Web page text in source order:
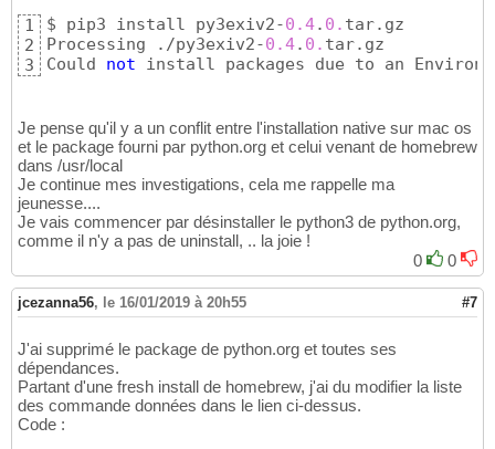
1
2
3
$ pip3 install py3exiv2-0.4. 0. tar.gz
Processing ./py3exiv2-0.4. 0. tar.gz
Could not install packages due to an
Je pense qu'il y a un conflit entre l'installation native sur mac os
et le package fourni par python.org et celui venant de homebrew
dans /usr/local
Je continue mes investigations, cela me rappelle ma
jeunesse....
Je vais commencer par désinstaller le python3 de python.org,
comme il n'y a pas de uninstall, .. la joie !
0
0
jcezanna56, le 16/01/2019 à 20h55 #7
J'ai supprimé le package de python.org et toutes ses
dépendances.
Partant d'une fresh install de homebrew, j'ai du modifier la liste
des commande données dans le lien ci-dessus.
Code :